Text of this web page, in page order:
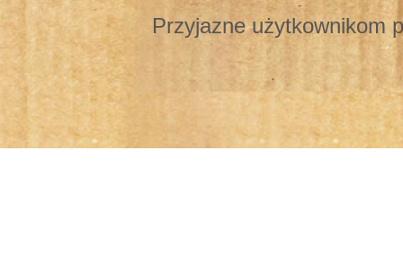
Przyjazne użytkownikom